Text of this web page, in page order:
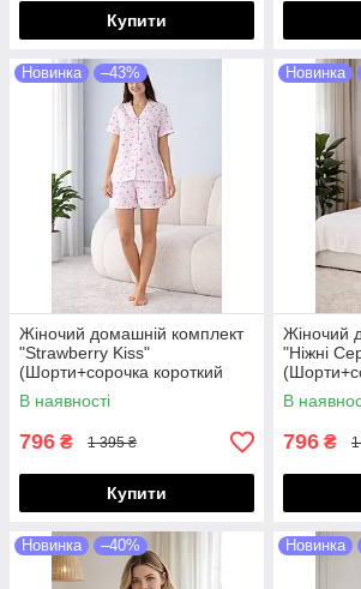
Купити
Новинка –43%
Жіночий домашній комплект
"Strawberry Kiss"
(Шорти+сорочка короткий
рукав) S/M
В наявності
796 ₴ 1 395 ₴
Купити
Новинка
Жіночий
"Ніжні
рукав) S/M
В
796 ₴
Новинка –40% Новинка